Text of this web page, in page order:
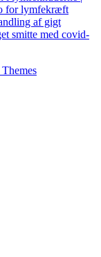
for lymfekræft
af gigt
smitte med covid-